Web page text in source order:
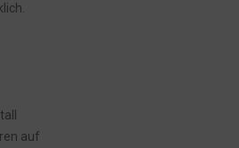
auf